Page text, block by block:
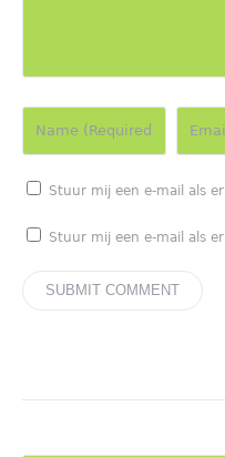
Stuur mij een e-mail als
Stuur mij een e-mail als